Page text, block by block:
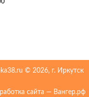
© 2026, г. Иркутск
сайта — Вангер.рф